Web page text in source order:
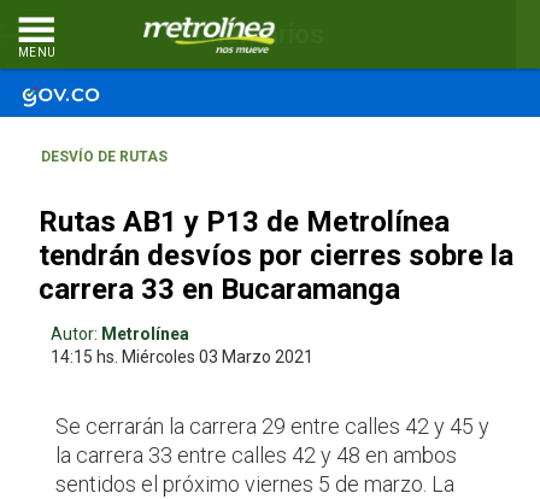
MENU
DESVÍO DE RUTAS
Rutas AB1 y P13 de Metrolínea
tendrán desvíos por cierres sobre la
carrera 33 en Bucaramanga
Autor: Metrolínea
14:15 hs. Miércoles 03 Marzo 2021
Se cerrarán la carrera 29 entre calles 42 y 45 y
la carrera 33 entre calles 42 y 48 en ambos
sentidos el próximo viernes 5 de marzo. La
Comentarios